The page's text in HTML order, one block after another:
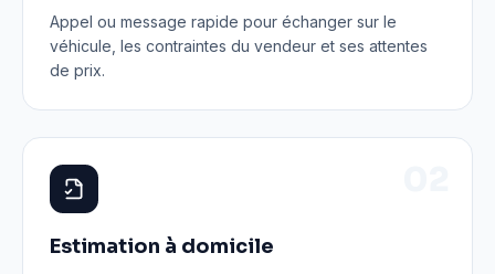
Appel ou message rapide pour échanger sur le
véhicule, les contraintes du vendeur et ses attentes
de prix.
Estimation à domicile